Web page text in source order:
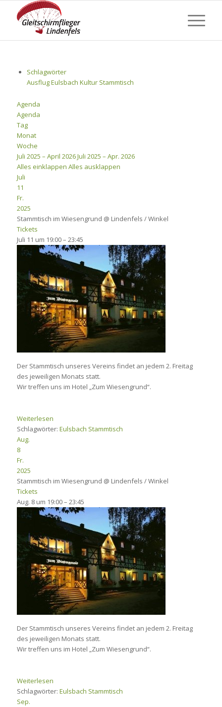
Schlagwörter
AusflugEulsbach Kultur Stammtisch
Agenda
Agenda
Tag
Monat
Woche
Juli 2025 – April 2026Juli 2025 – Apr. 2026
Alles einklappen Alles ausklappen
Juli
11
Fr.
2025
Stammtisch im Wiesengrund @ Lindenfels / Winkel
Tickets
Juli 11 um 19:00 – 23:45
Der Stammtisch unseres Vereins findet an jedem 2. Freitag
des jeweiligen Monats statt.
Wir treffen uns im Hotel „Zum Wiesengrund“.
Weiterlesen
Schlagwörter: Eulsbach Stammtisch
Aug.
8
Fr.
2025
Stammtisch im Wiesengrund @ Lindenfels / Winkel
Tickets
Aug. 8 um 19:00 – 23:45
Der Stammtisch unseres Vereins findet an jedem 2. Freitag
des jeweiligen Monats statt.
Wir treffen uns im Hotel „Zum Wiesengrund“.
Weiterlesen
Schlagwörter: Eulsbach Stammtisch
Sep.